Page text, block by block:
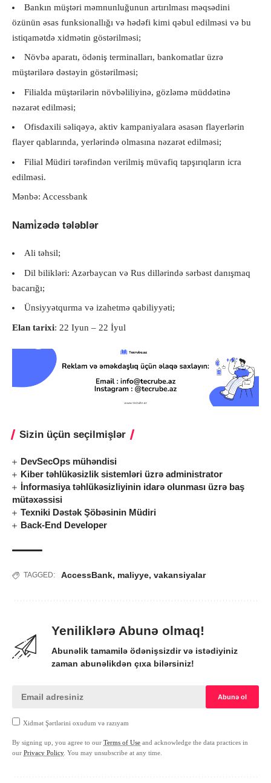
Bankın müştəri məmnunluğunun artırılması məqsədini
özünün əsas funksionallığı və hədəfi kimi qəbul edilməsi və bu
istiqamətdə xidmətin göstərilməsi;
Növbə aparatı, ödəniş terminalları, bankomatlar üzrə
müştərilərə dəstəyin göstərilməsi;
Filialda müştərilərin növbəliliyinə, gözləmə müddətinə
nəzarət edilməsi;
Ofisdaxili səliqəyə, aktiv kampaniyalara əsasən flayerlərin
flayer qablarında, yerlərində olmasına nəzarət edilməsi;
Filial Müdiri tərəfindən verilmiş müvafiq tapşırıqların icra
edilməsi.
Mənbə: Accessbank
Nami̇zədə tələblər
Ali təhsil;
Dil bilikləri: Azərbaycan və Rus dillərində sərbəst danışmaq
bacarığı;
Ünsiyyətqurma və izahetmə qabiliyyəti;
Elan tarixi: 22 Iyun – 22 İyul
Sizin üçün seçilmişlər
DevSecOps mühəndisi
Kiber təhlükəsizlik sistemləri üzrə administrator
İnformasiya təhlükəsizliyinin idarə olunması üzrə baş
mütəxəssisi
Texniki Dəstək Şöbəsinin Müdiri
Back-End Developer
TAGGED: AccessBank, maliyye, vakansiyalar
Yeniliklərə Abunə olmaq!
Abunəlik tamamilə ödənişsizdir və istədiyiniz
zaman abunəlikdən çıxa bilərsiniz!
Xidmət Şərtlərini oxudum və razıyam
By signing up, you agree to our Terms of Use and acknowledge the data practices in
our Privacy Policy. You may unsubscribe at any time.